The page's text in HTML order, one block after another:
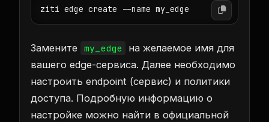
ziti edge create --name my_edge
Замените my_edge
на желаемое имя для
вашего edge-сервиса. Далее необходимо
настроить endpoint (сервис) и политики
доступа. Подробную информацию о
настройке можно найти в официальной